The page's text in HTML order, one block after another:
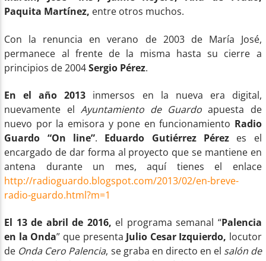
Paquita Martínez, entre otros muchos.
Con la renuncia en verano de 2003 de María José,
permanece al frente de la misma hasta su cierre a
principios de 2004Sergio Pérez.
En el año 2013 inmersos en la nueva era digital,
nuevamente el Ayuntamiento de Guardo apuesta de
nuevo por la emisora y pone en funcionamiento Radio
Guardo “On line”. Eduardo Gutiérrez Pérezes el
encargado de dar forma al proyecto que se mantiene en
antena durante un mes, aquí tienes el enlace
http://radioguardo.blogspot.com/2013/02/en-breve-
radio-guardo.html?m=1
El 13 de abril de 2016, el programa semanal “Palencia
en la Onda” que presentaJulio Cesar Izquierdo, locutor
de Onda Cero Palencia, se graba en directo en el salón de